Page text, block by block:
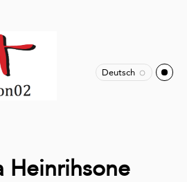
Deutsch
Heinrihsone